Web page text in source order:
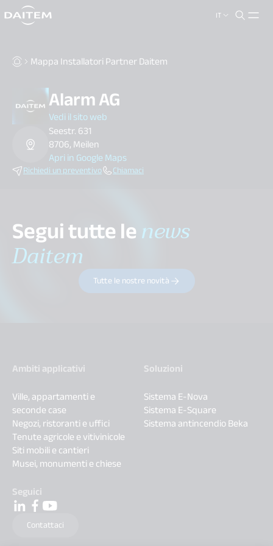
IT
search.label
Mappa Installatori Partner Daitem
Alarm AG
Vedi il sito web
Seestr. 631
8706, Meilen
Apri in Google Maps
Richiedi un preventivo Chiamaci
Segui tutte lenews
Daitem
Tutte le nostre novità
Ambiti applicativi
Ville, appartamenti e
seconde case
Negozi, ristoranti e uffici
Tenute agricole e vitivinicole
Siti mobili e cantieri
Musei, monumenti e chiese
Soluzioni
Sistema E-Nova
Sistema E-Square
Sistema antincendio Beka
Seguici
Contattaci